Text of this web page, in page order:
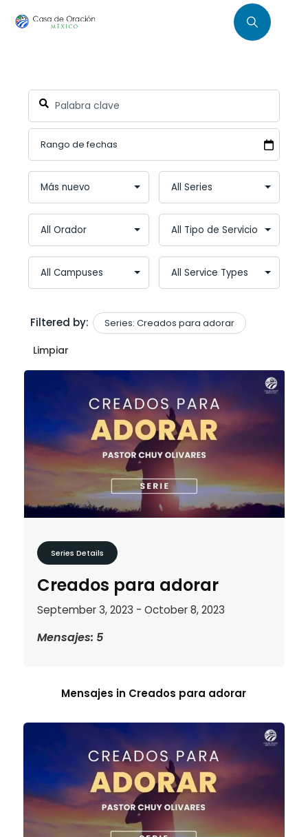
Filtered by: Series: Creados para adorar
Limpiar
Series Details
Creados para adorar
September 3, 2023 - October 8, 2023
Mensajes: 5
Mensajes in Creados para adorar